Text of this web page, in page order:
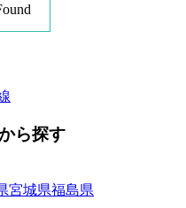
ら探す
宮城県福島県